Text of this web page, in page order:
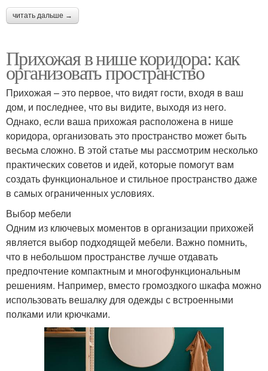
читать дальше →
Прихожая в нише коридора: как
организовать пространство
Прихожая – это первое, что видят гости, входя в ваш
дом, и последнее, что вы видите, выходя из него.
Однако, если ваша прихожая расположена в нише
коридора, организовать это пространство может быть
весьма сложно. В этой статье мы рассмотрим несколько
практических советов и идей, которые помогут вам
создать функциональное и стильное пространство даже
в самых ограниченных условиях.
Выбор мебели
Одним из ключевых моментов в организации прихожей
является выбор подходящей мебели. Важно помнить,
что в небольшом пространстве лучше отдавать
предпочтение компактным и многофункциональным
решениям. Например, вместо громоздкого шкафа можно
использовать вешалку для одежды с встроенными
полками или крючками.